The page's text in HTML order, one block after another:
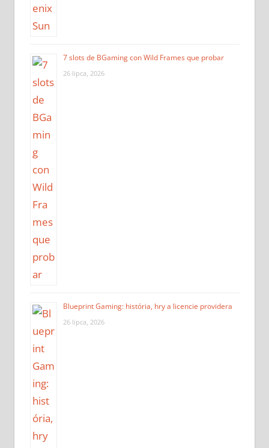
7 slots de BGaming con Wild Frames que probar
26 lipca, 2026
Blueprint Gaming: história, hry a licencie providera
26 lipca, 2026